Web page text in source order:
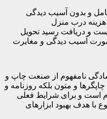
و بدون آسیب دیدگی
درب منزل
پست و دریافت رسید تحویل
آسیب دیدگی و مغایرت
نامفهوم از صنعت چاپ و
و متون بلکه روزنامه و
است و برای شرایط فعلی
با هدف بهبود ابزارهای